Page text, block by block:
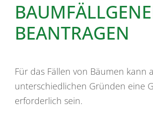
BEANTRAGEN
Für das Fällen von Bäumen kann
unterschiedlichen Gründen eine
erforderlich sein.